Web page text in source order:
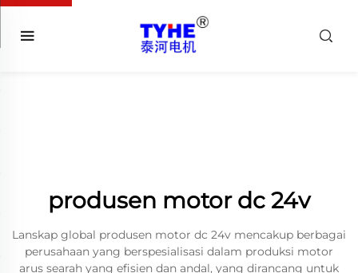
produsen motor dc 24v
Lanskap global produsen motor dc 24v mencakup berbagai
perusahaan yang berspesialisasi dalam produksi motor
arus searah yang efisien dan andal, yang dirancang untuk